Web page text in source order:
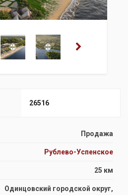
26516
Продажа
Рублево-Успенское
25 км
Одинцовский городской округ,